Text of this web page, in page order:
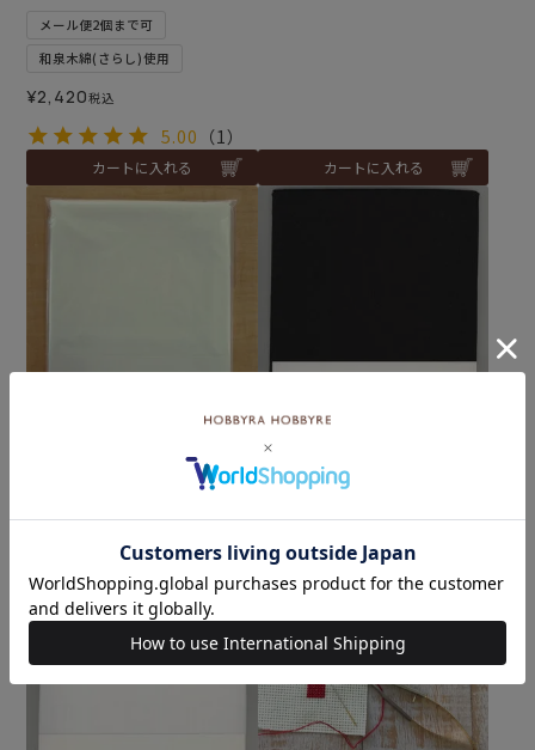
メール便2個まで可
和泉木綿(さらし)使用
¥2,420税込
5.00 （1）
カートに入れる カートに入れる
接着芯・ダンレーヌソフト
＜黒＞
1,210